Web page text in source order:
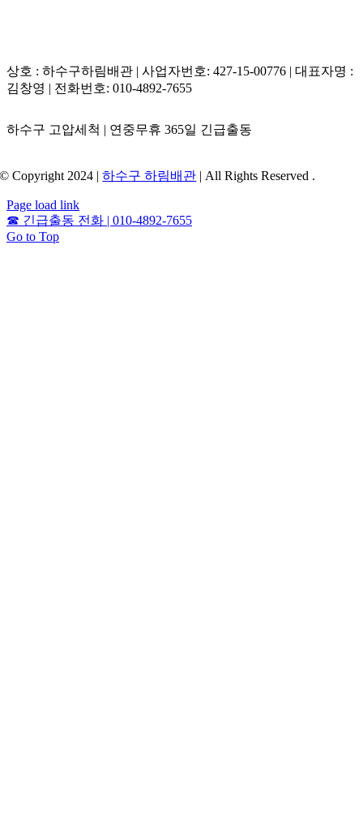
상호 : 하수구하림배관 | 사업자번호: 427-15-00776 | 대표자명 :
김창영 | 전화번호: 010-4892-7655
하수구 고압세척 | 연중무휴 365일 긴급출동
© Copyright 2024 |하수구 하림배관 | All Rights Reserved .
Page load link
☎ 긴급출동 전화 | 010-4892-7655
Go to Top